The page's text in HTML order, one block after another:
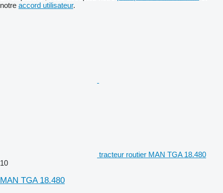
notre accord utilisateur.
tracteur routier MAN TGA 18.480
10
MAN TGA 18.480